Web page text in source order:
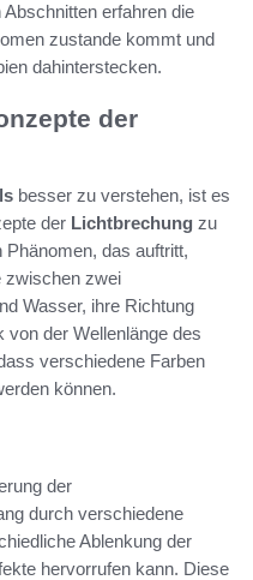
erfahren die
zustande kommt und
dahinterstecken.
der
besser zu verstehen, ist es
der Lichtbrechung zu
Phänomen, das auftritt,
zwischen zwei
Wasser, ihre Richtung
der Wellenlänge des
verschiedene Farben
können.
der
durch verschiedene
Ablenkung der
hervorrufen kann. Diese